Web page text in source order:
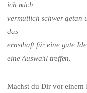
ich mich
vermutlich schwer getan
das
ernsthaft für eine gute
eine Auswahl treffen.
Machst du Dir vor einem